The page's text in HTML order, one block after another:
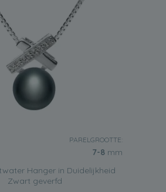
PARELGROOTTE:
7-8 mm
Hanger in Duidelijkheid
Zwart geverfd